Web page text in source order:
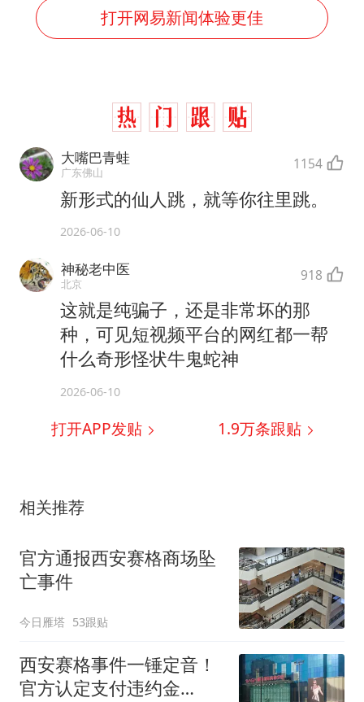
打开网易新闻体验更佳
大嘴巴青蛙
广东佛山 1154
新形式的仙人跳，就等你往里跳。
2026-06-10
神秘老中医
北京 918
这就是纯骗子，还是非常坏的那
种，可见短视频平台的网红都一帮
什么奇形怪状牛鬼蛇神
2026-06-10
打开APP发贴 1.9万条跟贴
相关推荐
官方通报西安赛格商场坠
亡事件
今日雁塔 53跟贴
西安赛格事件一锤定音！
官方认定支付违约金